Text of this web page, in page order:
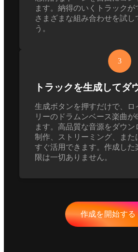
ます。納得のいくトラックが
さまざまな組み合わせを試し
う。
3
トラックを生成してダ
生成ボタンを押すだけで、ロ
リーのドラムンベース楽曲が
ます。高品質な音源をダウン
制作、ストリーミング、また
すぐ活用できます。作成した
限は一切ありません。
作成を開始する